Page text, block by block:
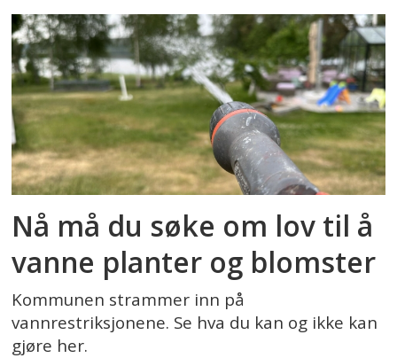
Nå må du søke om lov til å
vanne planter og blomster
Kommunen strammer inn på
vannrestriksjonene. Se hva du kan og ikke kan
gjøre her.